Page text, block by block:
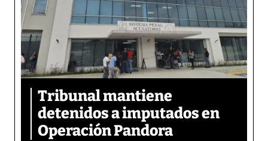
Tribunal mantiene
detenidos a imputados en
Operación Pandora